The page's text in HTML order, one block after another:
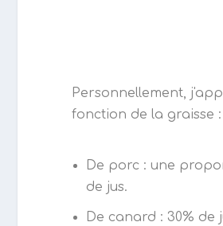
Personnellement,
fonction de la graisse :
De porc : une
de jus.
De canard : 30% de